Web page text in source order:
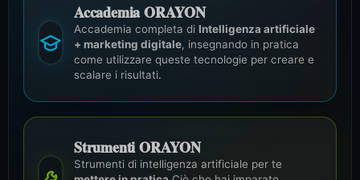
Accademia ORAYON
Accademia completa di Intelligenza artificiale
+ marketing digitale, insegnando in pratica
come utilizzare queste tecnologie per creare e
scalare i risultati.
Strumenti ORAYON
Strumenti di intelligenza artificiale per te